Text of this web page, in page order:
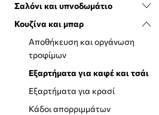
Σαλόνι και υπνοδωμάτιο
Αποθήκευση και οργάνωση
Γλάστρες και ποτιστήρια
Διακόσμηση
Διακόσμηση τοίχου
Καθρέφτες
Κουζίνα και μπαρ
Αποθήκευση και οργάνωση
τροφίμων
Εξαρτήματα για καφέ και τσάι
Εξαρτήματα για κρασί
Κάδοι απορριμμάτων